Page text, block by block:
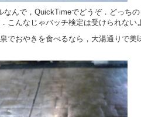
なんで，QuickTimeでどうぞ．どっち
こんなじゃバッチ検定は受けられない
でおやきを食べるなら，大湯通りで美